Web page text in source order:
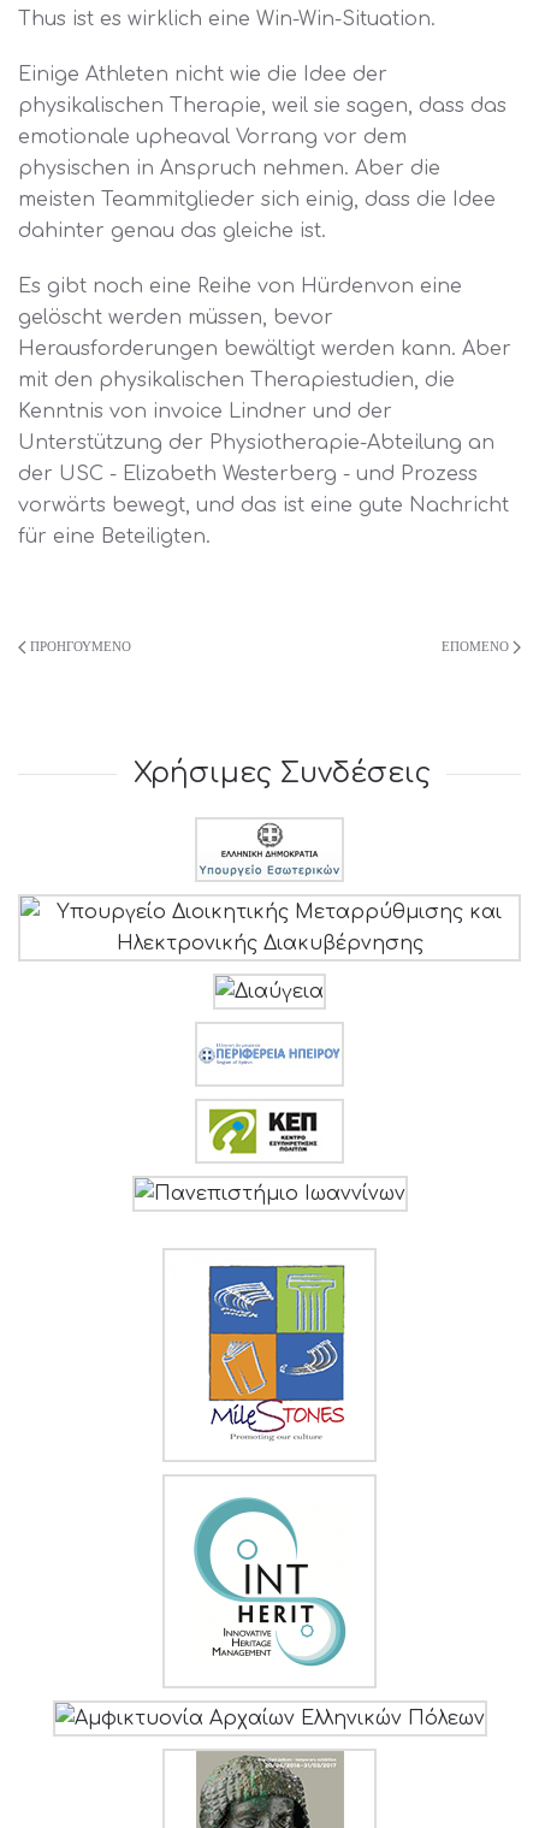
Thus ist es wirklich eine Win-Win-Situation.
Einige Athleten nicht wie die Idee der
physikalischen Therapie, weil sie sagen, dass das
emotionale upheaval Vorrang vor dem
physischen in Anspruch nehmen. Aber die
meisten Teammitglieder sich einig, dass die Idee
dahinter genau das gleiche ist.
Es gibt noch eine Reihe von Hürdenvon eine
gelöscht werden müssen, bevor
Herausforderungen bewältigt werden kann. Aber
mit den physikalischen Therapiestudien, die
Kenntnis von invoice Lindner und der
Unterstützung der Physiotherapie-Abteilung an
der USC - Elizabeth Westerberg - und Prozess
vorwärts bewegt, und das ist eine gute Nachricht
für eine Beteiligten.
ΠΡΟΗΓΟΎΜΕΝΟ ΕΠΌΜΕΝΟ
Χρήσιμες Συνδέσεις